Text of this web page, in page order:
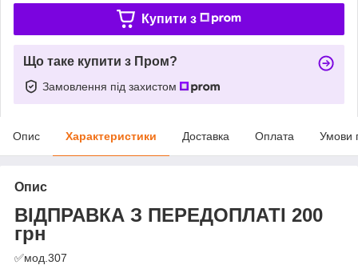
Купити з
Що таке купити з Пром?
Замовлення під захистом
Опис Характеристики Доставка Оплата Умови
Опис
ВІДПРАВКА З ПЕРЕДОПЛАТІ 200
грн
✅мод.307